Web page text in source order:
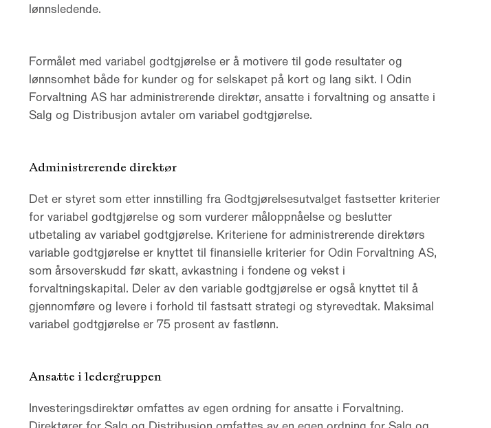
lønnsledende.
Formålet med variabel godtgjørelse er å motivere til gode resultater og
lønnsomhet både for kunder og for selskapet på kort og lang sikt. I Odin
Forvaltning AS har administrerende direktør, ansatte i forvaltning og ansatte i
Salg og Distribusjon avtaler om variabel godtgjørelse.
Administrerende direktør
Det er styret som etter innstilling fra Godtgjørelsesutvalget fastsetter kriterier
for variabel godtgjørelse og som vurderer måloppnåelse og beslutter
utbetaling av variabel godtgjørelse. Kriteriene for administrerende direktørs
variable godtgjørelse er knyttet til finansielle kriterier for Odin Forvaltning AS,
som årsoverskudd før skatt, avkastning i fondene og vekst i
forvaltningskapital. Deler av den variable godtgjørelse er også knyttet til å
gjennomføre og levere i forhold til fastsatt strategi og styrevedtak. Maksimal
variabel godtgjørelse er 75 prosent av fastlønn.
Ansatte i ledergruppen
Investeringsdirektør omfattes av egen ordning for ansatte i Forvaltning.